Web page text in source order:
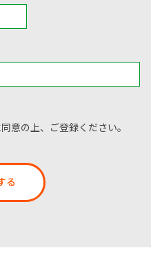
意の上、ご登録ください。
る